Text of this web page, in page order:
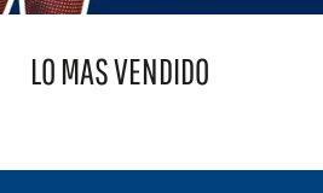
VER MÁS
LO MAS VENDIDO